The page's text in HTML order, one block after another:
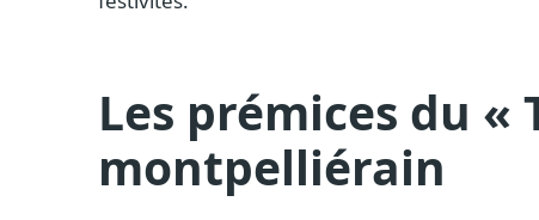
Les prémices du «
montpelliérain